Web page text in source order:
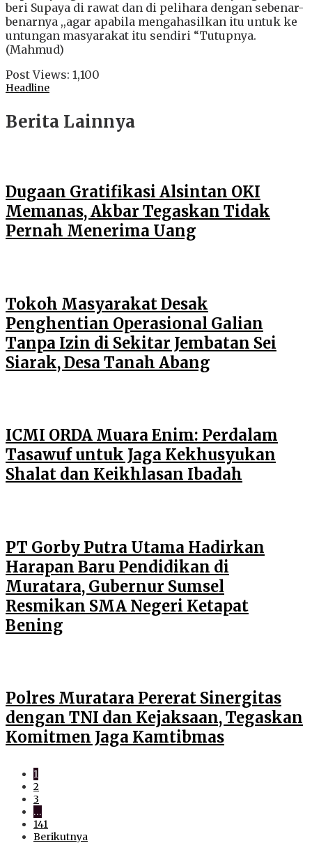
beri Supaya di rawat dan di pelihara dengan sebenar-
benarnya ,,agar apabila mengahasilkan itu untuk ke
untungan masyarakat itu sendiri “Tutupnya.
(Mahmud)
Post Views: 1,100
Headline
Berita Lainnya
Dugaan Gratifikasi Alsintan OKI
Memanas, Akbar Tegaskan Tidak
Pernah Menerima Uang
Tokoh Masyarakat Desak
Penghentian Operasional Galian
Tanpa Izin di Sekitar Jembatan Sei
Siarak, Desa Tanah Abang
ICMI ORDA Muara Enim: Perdalam
Tasawuf untuk Jaga Kekhusyukan
Shalat dan Keikhlasan Ibadah
PT Gorby Putra Utama Hadirkan
Harapan Baru Pendidikan di
Muratara, Gubernur Sumsel
Resmikan SMA Negeri Ketapat
Bening
Polres Muratara Pererat Sinergitas
dengan TNI dan Kejaksaan, Tegaskan
Komitmen Jaga Kamtibmas
1
2
3
…
141
Berikutnya